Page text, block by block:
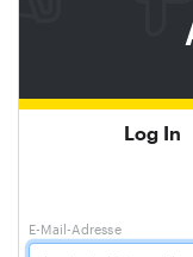
Log In
E-Mail-Adresse